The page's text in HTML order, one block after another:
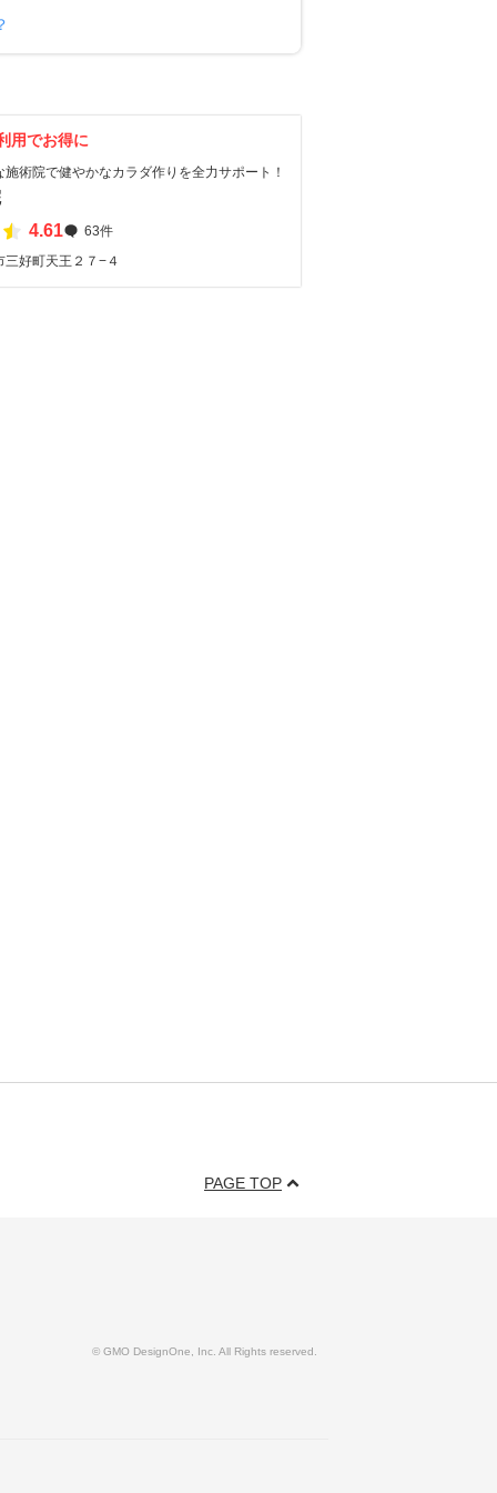
用でお得に
術院で健やかなカラダ作りを全力サポート！
4.61
63件
三好町天王２７−４
PAGE TOP
© GMO DesignOne, Inc. All Rights reserved.